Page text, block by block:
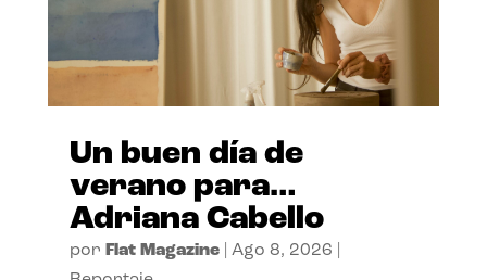
Un buen día de
verano para…
Adriana Cabello
por Flat Magazine| Ago 8, 2026